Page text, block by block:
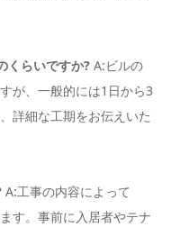
くらいですか? A:ビルの
が、一般的には1日から3
詳細な工期をお伝えいた
A:工事の内容によって
す。事前に入居者やテナ